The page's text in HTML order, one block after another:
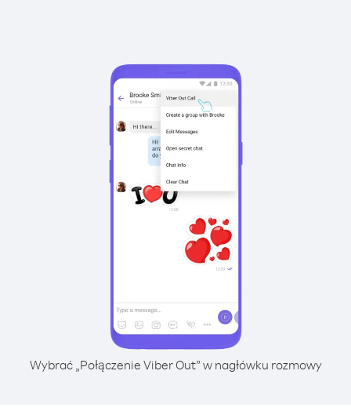
Wybrać „Połączenie Viber Out” w nagłówku rozmowy